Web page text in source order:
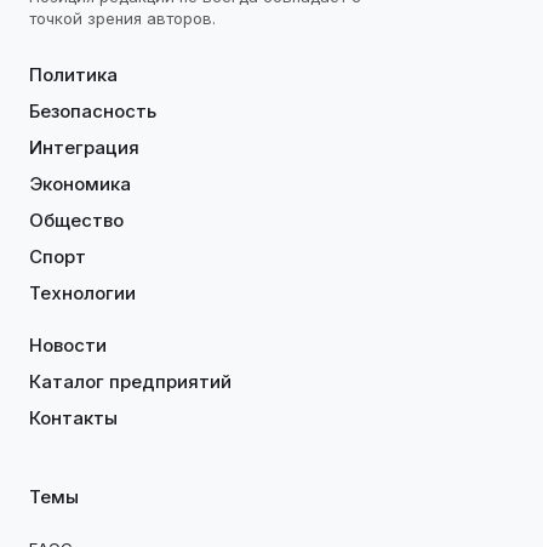
точкой зрения авторов.
Политика
Безопасность
Интеграция
Экономика
Общество
Спорт
Технологии
Новости
Каталог предприятий
Контакты
Темы